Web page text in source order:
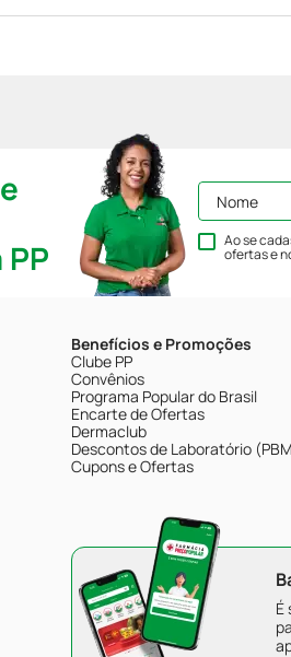
Ao se
ofertas e
Benefícios e Promoções
Clube PP
Convênios
Programa Popular do Brasil
Encarte de Ofertas
Dermaclub
Descontos de Laboratório
Cupons e Ofertas
É